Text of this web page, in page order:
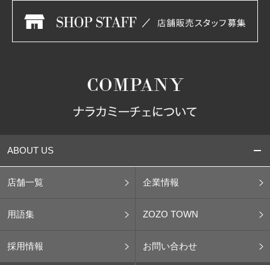
ABOUT US
店舗一覧 企業情報
用語集 ZOZO TOWN
採用情報 お問い合わせ